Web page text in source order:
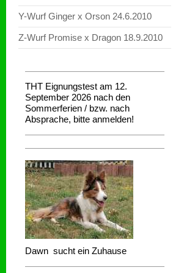
Y-Wurf Ginger x Orson 24.6.2010
Z-Wurf Promise x Dragon 18.9.2010
THT Eignungstest am 12.
September 2026 nach den
Sommerferien / bzw. nach
Absprache, bitte anmelden!
Dawn sucht ein Zuhause